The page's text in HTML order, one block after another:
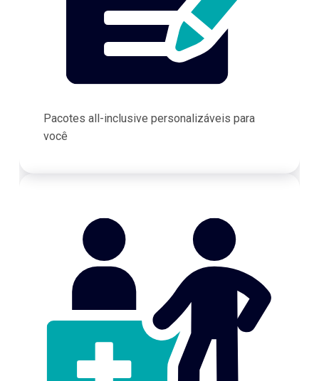
Pacotes all-inclusive personalizáveis para
você